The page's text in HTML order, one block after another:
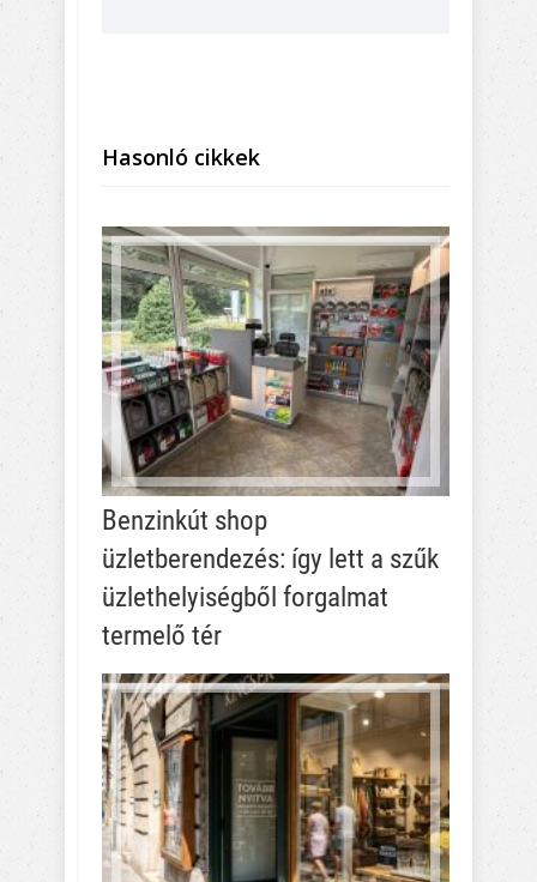
Hasonló cikkek
Benzinkút shop
üzletberendezés: így lett a szűk
üzlethelyiségből forgalmat
termelő tér